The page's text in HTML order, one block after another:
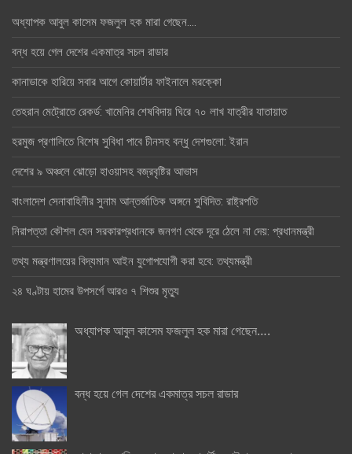
অধ্যাপক আবুল কাসেম ফজলুল হক মারা গেছেন….
বন্ধ হয়ে গেল দেশের একমাত্র সচল রাডার
কানাডাকে হারিয়ে সবার আগে কোয়ার্টার ফাইনালে মরক্কো
তেহরান মেট্রোতে রেকর্ড: খামেনির শেষবিদায় ঘিরে ৭০ লাখ যাত্রীর যাতায়াত
হরমুজ প্রণালিতে বিশেষ সুবিধা পাবে চীনসহ বন্ধু দেশগুলো: ইরান
দেশের ৯ অঞ্চলে ঝোড়ো হাওয়াসহ বজ্রবৃষ্টির আভাস
বাংলাদেশ সেনাবাহিনীর সুনাম আন্তর্জাতিক অঙ্গনে সুবিদিত: রাষ্ট্রপতি
নিরাপত্তা কৌশল যেন সরকারপ্রধানকে জনগণ থেকে দূরে ঠেলে না দেয়: প্রধানমন্ত্রী
তথ্য মন্ত্রণালয়ের বিদ্যমান আইন যুগোপযোগী করা হবে: তথ্যমন্ত্রী
২৪ ঘণ্টায় হামের উপসর্গে আরও ৭ শিশুর মৃত্যু
অধ্যাপক আবুল কাসেম ফজলুল হক মারা গেছেন….
বন্ধ হয়ে গেল দেশের একমাত্র সচল রাডার